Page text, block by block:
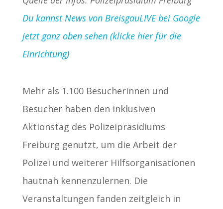
Du kannst News von BreisgauLIVE bei Google
jetzt ganz oben sehen (klicke hier für die
Einrichtung)
Mehr als 1.100 Besucherinnen und
Besucher haben den inklusiven
Aktionstag des Polizeipräsidiums
Freiburg genutzt, um die Arbeit der
Polizei und weiterer Hilfsorganisationen
hautnah kennenzulernen. Die
Veranstaltungen fanden zeitgleich in